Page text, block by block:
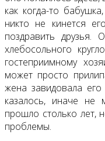
как когда-то
никто не кинется
поздравить
хлебосольного
гостеприимному
может просто
жена завидовала
казалось, иначе не
прошло столько лет,
проблемы.